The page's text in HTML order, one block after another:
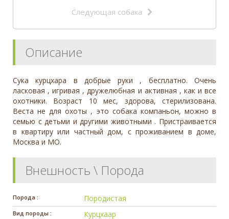
Следующая собака
Описание
Сука курцхара в добрые руки , бесплатно. Очень
ласковая , игривая , дружелюбная и активная , как и все
охотники. Возраст 10 мес, здорова, стерилизована.
Веста не для охоты , это собака компаньон, можно в
семью с детьми и другими животными . Пристраивается
в квартиру или частный дом, с проживанием в доме,
Москва и МО.
Внешность \ Порода
Порода : Породистая
Вид породы : Курцхаар